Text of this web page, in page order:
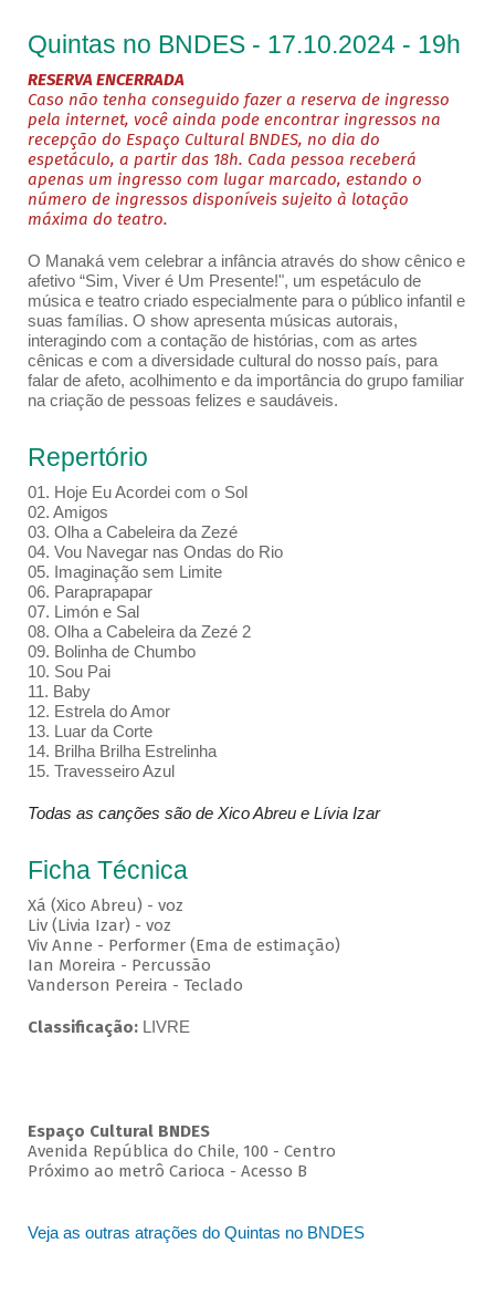
Quintas no BNDES - 17.10.2024 - 19h
RESERVA ENCERRADA
Caso não tenha conseguido fazer a reserva de ingresso
pela internet, você ainda pode encontrar ingressos na
recepção do Espaço Cultural BNDES, no dia do
espetáculo, a partir das 18h. Cada pessoa receberá
apenas um ingresso com lugar marcado, estando o
número de ingressos disponíveis sujeito à lotação
máxima do teatro.
O Manaká vem celebrar a infância através do show cênico e
afetivo “Sim, Viver é Um Presente!", um espetáculo de
música e teatro criado especialmente para o público infantil e
suas famílias. O show apresenta músicas autorais,
interagindo com a contação de histórias, com as artes
cênicas e com a diversidade cultural do nosso país, para
falar de afeto, acolhimento e da importância do grupo familiar
na criação de pessoas felizes e saudáveis.
Repertório
01. Hoje Eu Acordei com o Sol
02. Amigos
03. Olha a Cabeleira da Zezé
04. Vou Navegar nas Ondas do Rio
05. Imaginação sem Limite
06. Paraprapapar
07. Limón e Sal
08. Olha a Cabeleira da Zezé 2
09. Bolinha de Chumbo
10. Sou Pai
11. Baby
12. Estrela do Amor
13. Luar da Corte
14. Brilha Brilha Estrelinha
15. Travesseiro Azul
Todas as canções são de Xico Abreu e Lívia Izar
Ficha Técnica
Xá (Xico Abreu) - voz
Liv (Livia Izar) - voz
Viv Anne - Performer (Ema de estimação)
Ian Moreira - Percussão
Vanderson Pereira - Teclado
Classificação: LIVRE
Espaço Cultural BNDES
Avenida República do Chile, 100 - Centro
Próximo ao metrô Carioca - Acesso B
Veja as outras atrações do Quintas no BNDES